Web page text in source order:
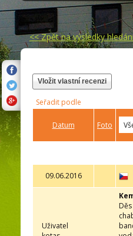
<<Zpět na výsledky
Vložit vlastní recenzi
Seřadit podle
Datum Foto
09.06.2016
Uživatel